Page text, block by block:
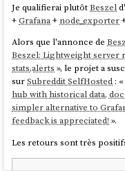
Je qualifierai plutôtBeszel
+Grafana+ node_exporter
Alors que l'annonce de
Beszel: Lightweight
stats,alerts », le projet a
surSubreddit SelfHosted :
hub with historical data,
simpler alternative to
feedback is appreciated! ».
Les retours sont très